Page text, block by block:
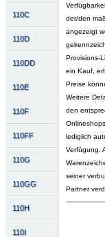
110C
110D
110DD
110E
110F
110FF
110G
110GG
110H
110I
der/den
angezeigt
Provisions-
ein Kauf,
Preise
Weitere
den
lediglich
Verfügung.
seiner
Partner